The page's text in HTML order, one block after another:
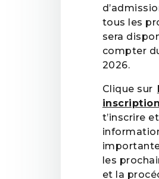
tous les
sera
compter
2026.
Clique sur
t’inscrire
les
et la